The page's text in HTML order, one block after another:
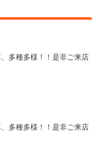
多種多様！！是非ご来店
多種多様！！是非ご来店